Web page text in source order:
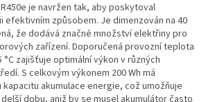
R450e je navržen tak, aby poskytoval
způsobem. Je dimenzován na 40
že dodává značné množství elektřiny pro
zařízení. Doporučená provozní teplota
°C zajišťuje optimální výkon v různých
S celkovým výkonem 200 Wh má
akumulace energie, což umožňuje